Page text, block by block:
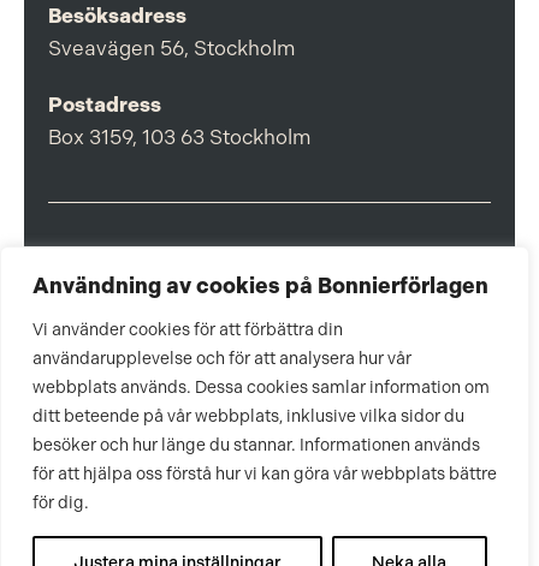
Användning av cookies på Bonnierförlagen
Vi använder cookies för att förbättra din
användarupplevelse och för att analysera hur vår
webbplats används. Dessa cookies samlar information om
ditt beteende på vår webbplats, inklusive vilka sidor du
besöker och hur länge du stannar. Informationen används
för att hjälpa oss förstå hur vi kan göra vår webbplats bättre
för dig.
Besöksadress
Sveavägen 56, Stockholm
Postadress
Box 3159, 103 63 Stockholm
Integritetspolicy